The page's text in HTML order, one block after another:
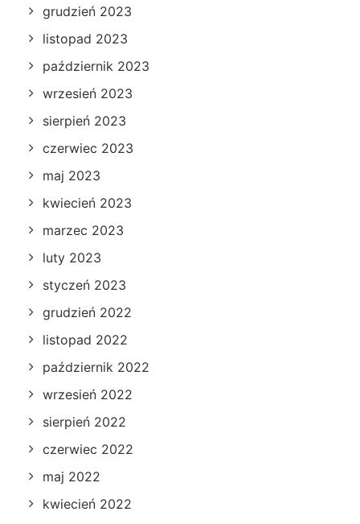
grudzień 2023
listopad 2023
październik 2023
wrzesień 2023
sierpień 2023
czerwiec 2023
maj 2023
kwiecień 2023
marzec 2023
luty 2023
styczeń 2023
grudzień 2022
listopad 2022
październik 2022
wrzesień 2022
sierpień 2022
czerwiec 2022
maj 2022
kwiecień 2022